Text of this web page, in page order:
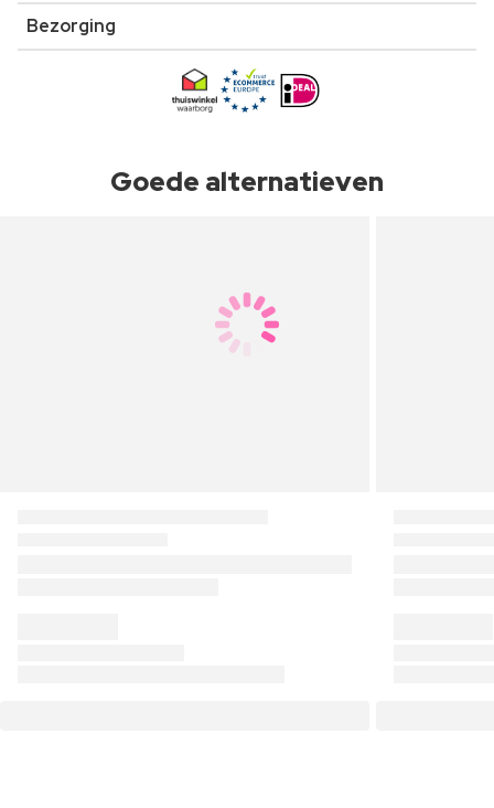
Bezorging
Goede alternatieven